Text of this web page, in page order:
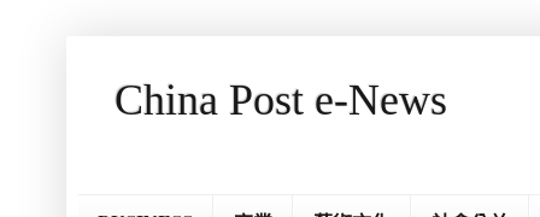
China Post e-News